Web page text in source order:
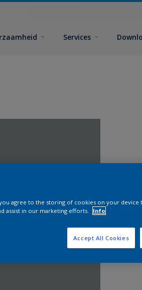
Services
you agree to the storing of cookies on your device
assist in our marketing efforts.
Info
Accept All Cookies